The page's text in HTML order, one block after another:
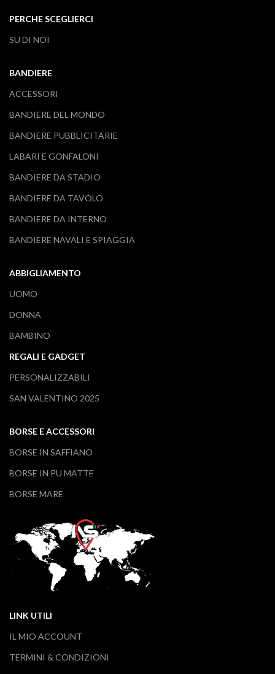
PERCHE SCEGLIERCI
SU DI NOI
BANDIERE
ACCESSORI
BANDIERE DEL MONDO
BANDIERE PUBBLICITARIE
LABARI E GONFALONI
BANDIERE DA STADIO
BANDIERE DA TAVOLO
BANDIERE DA INTERNO
BANDIERE NAVALI E SPIAGGIA
ABBIGLIAMENTO
UOMO
DONNA
BAMBINO
REGALI E GADGET
PERSONALIZZABILI
SAN VALENTINO 2025
BORSE E ACCESSORI
BORSE IN SAFFIANO
BORSE IN PU MATTE
BORSE MARE
LINK UTILI
IL MIO ACCOUNT
TERMINI & CONDIZIONI